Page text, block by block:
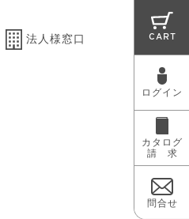
法人様窓口 CART
ログイン
カタログ
請 求
問合せ